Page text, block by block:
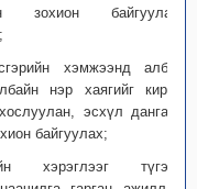
зохион байгуулах,
хэмжээнд албан
нэр хаягийг кирил
эсхүл дангаар
байгуулах;
хэрэглээг түгээн